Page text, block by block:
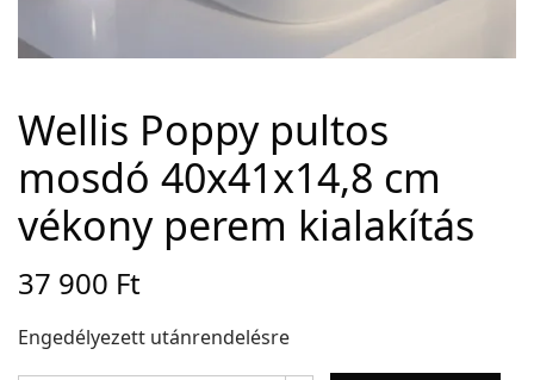
Wellis Poppy pultos
mosdó 40x41x14,8 cm
vékony perem kialakítás
37 900 Ft
Engedélyezett utánrendelésre
BEMUTATÓTERMÜNK KÉPEKBEN
Adatvédelem
Garancia érvényesítése
Általános Szerződési Feltételek
Szállítási információk
Copyright © 2021